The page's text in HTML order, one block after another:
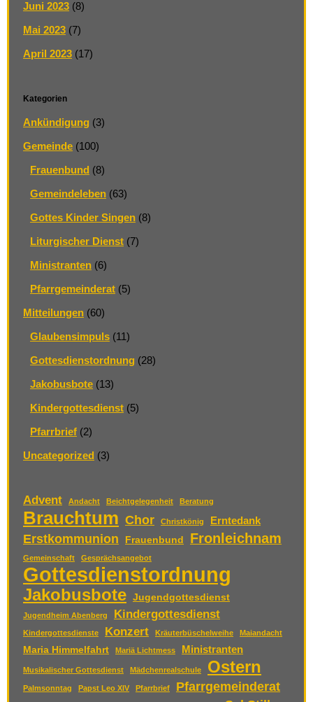
Juni 2023 (8)
Mai 2023 (7)
April 2023 (17)
Kategorien
Ankündigung (3)
Gemeinde (100)
Frauenbund (8)
Gemeindeleben (63)
Gottes Kinder Singen (8)
Liturgischer Dienst (7)
Ministranten (6)
Pfarrgemeinderat (5)
Mitteilungen (60)
Glaubensimpuls (11)
Gottesdienstordnung (28)
Jakobusbote (13)
Kindergottesdienst (5)
Pfarrbrief (2)
Uncategorized (3)
Advent Andacht Beichtgelegenheit Beratung
Brauchtum Chor Christkönig Erntedank
Erstkommunion Frauenbund Fronleichnam
Gemeinschaft Gesprächsangebot
Gottesdienstordnung
Jakobusbote Jugendgottesdienst
Jugendheim Abenberg Kindergottesdienst
Kindergottesdienste Konzert Kräuterbüschelweihe Maiandacht
Maria Himmelfahrt Mariä Lichtmess Ministranten
Musikalischer Gottesdienst Mädchenrealschule Ostern
Palmsonntag Papst Leo XIV Pfarrbrief Pfarrgemeinderat